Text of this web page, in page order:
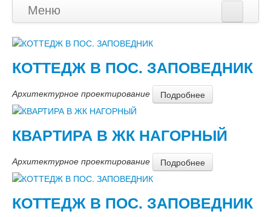
Меню
Квартиры
Общественные объекты
Услуги
Архитектурное проектирование
Дизайн интерьеров
Ландшафтный дизайн
Реконструкция зданий
КОТТЕДЖ В ПОС. ЗАПОВЕДНИК
Архитектурное проектирование Подробнее
КВАРТИРА В ЖК НАГОРНЫЙ
Архитектурное проектирование Подробнее
КОТТЕДЖ В ПОС. ЗАПОВЕДНИК